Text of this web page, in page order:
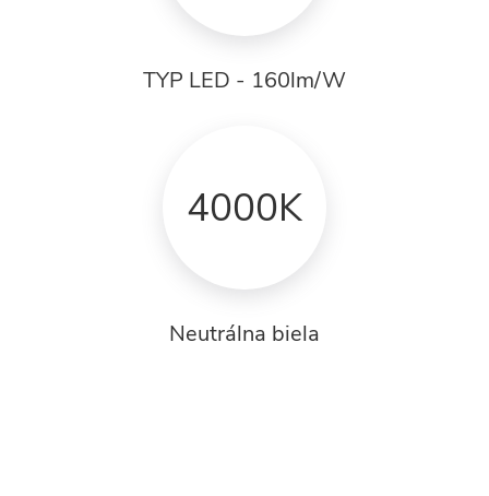
TYP LED - 160lm/W
4000K
Neutrálna biela